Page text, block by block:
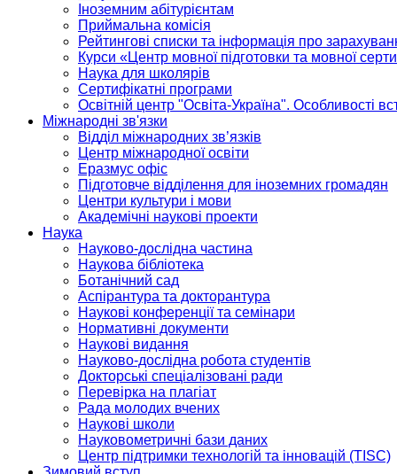
Іноземним абітурієнтам
Приймальна комісія
Рейтингові списки та інформація про
Курси «Центр мовної підготовки та мовної
Наука для школярів
Сертифікатні програми
Освітній центр "Освіта-Україна". Особливості
Міжнародні зв'язки
Відділ міжнародних зв’язків
Центр міжнародної освіти
Еразмус офіс
Підготовче відділення для іноземних громадян
Центри культури і мови
Академічні наукові проекти
Наука
Науково-дослідна частина
Наукова бібліотека
Ботанічний сад
Аспірантура та докторантура
Наукові конференції та семінари
Нормативні документи
Наукові видання
Науково-дослідна робота студентів
Докторські спеціалізовані ради
Перевірка на плагіат
Рада молодих вчених
Наукові школи
Науковометричні бази даних
Центр підтримки технологій та інновацій (TISC)